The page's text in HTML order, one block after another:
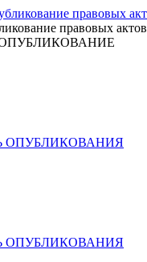
правовых актов
ОПУБЛИКОВАНИЯ
ОПУБЛИКОВАНИЯ